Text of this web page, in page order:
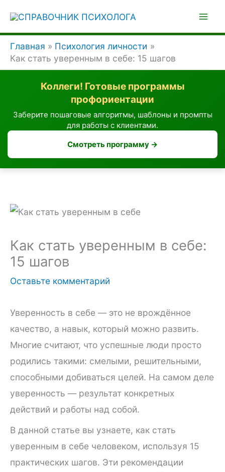
Главная
Психология личности
Как стать уверенным в себе: 15 шагов
Коллеги! Готовые программы
профориентации
Заберите пошаговые алгоритмы, шаблоны и промпты
для работы с клиентами.
Смотреть программу →
Как стать уверенным в себе:
15 шагов
Оставьте комментарий
Уверенность в себе — это не врождённое
качество, а навык, который можно развить.
Многие считают, что успешные люди просто
родились такими: смелыми, решительными,
способными добиваться целей. На самом деле
уверенность — результат конкретных
действий и работы над собой.
В данной статье вы узнаете, как стать
уверенным в себе человеком, используя 15
практических шагов. Эти рекомендации